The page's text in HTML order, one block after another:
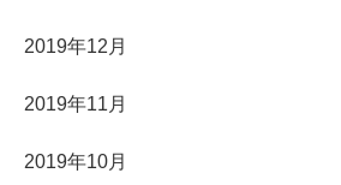
2019年12月
2019年11月
2019年10月